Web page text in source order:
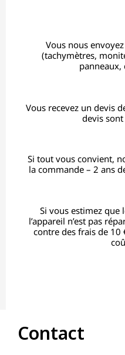
Vous nous
(tachymètres,
panneaux,
Vous recevez un devis
devis
Si tout vous convient,
la commande – 2 ans
Si vous estimez que
l’appareil n’est pas
contre des frais de 10
Contact